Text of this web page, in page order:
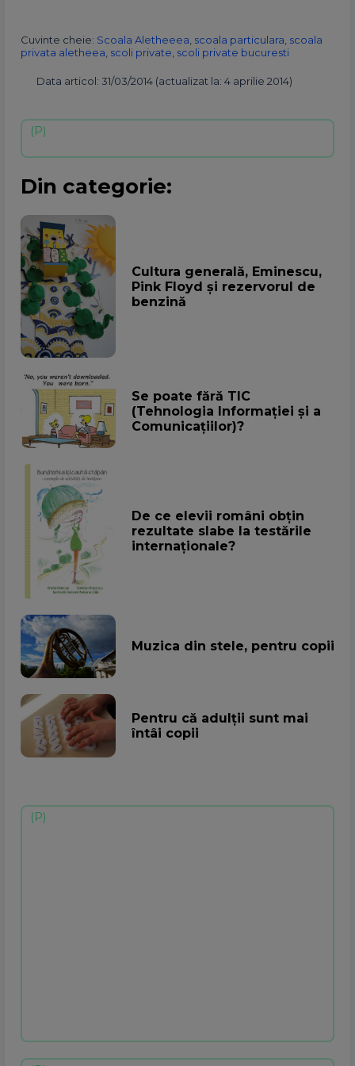
Cuvinte cheie: Scoala Aletheeea scoala particulara scoala
privata aletheea scoli private scoli private bucuresti
Data articol: 31/03/2014 (actualizat la: 4 aprilie 2014)
Din categorie:
Cultura generală, Eminescu,
Pink Floyd şi rezervorul de
benzină
Se poate fără TIC
(Tehnologia Informației și a
Comunicațiilor)?
De ce elevii români obțin
rezultate slabe la testările
internaționale?
Muzica din stele, pentru copii
Pentru că adulții sunt mai
întâi copii